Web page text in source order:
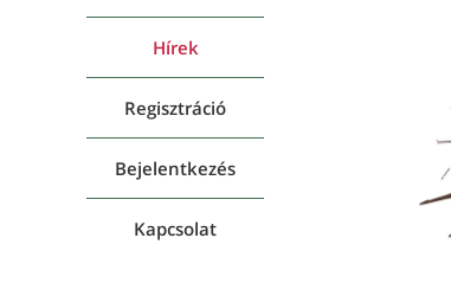
Hírek
Regisztráció
Bejelentkezés
Kapcsolat